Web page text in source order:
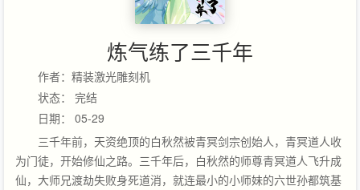
炼气练了三千年
作者：精装激光雕刻机
状态： 完结
日期： 05-29
三千年前，天资绝顶的白秋然被青冥剑宗创始人，青冥道人收
为门徒，开始修仙之路。三千年后，白秋然的师尊青冥道人飞升成
仙，大师兄渡劫失败身死道消，就连最小的小师妹的六世孙都筑基